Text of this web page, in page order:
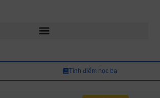
Tính điểm học bạ